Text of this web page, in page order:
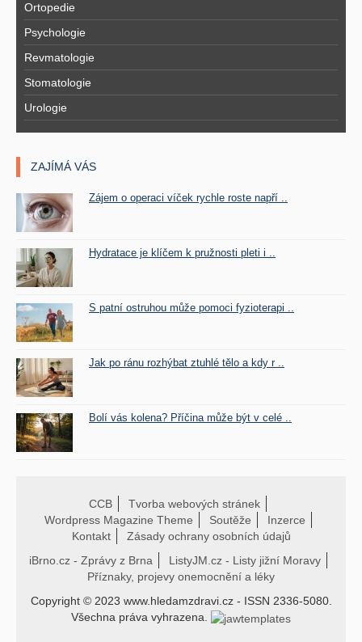
Ortopedie
Psychologie
Revmatologie
Stomatologie
Urologie
ZAJÍMÁ VÁS
Zájem o operaci víček rychle roste napří ..
Hydratace je klíčem k pružnosti pleti i ..
S patní ostruhou může pomoci fyzioterapi ..
Jak po ránu rozhýbat ztuhlé tělo a kdy r ..
Bolí vás kolena? Příčina může být v celé ..
CCB
Tvorba webových stránek
Wordpress Magazine Theme
Soutěže
Inzerce
Kontakt
Zásady ochrany osobních údajů
iBrno.cz - Zprávy z Brna
ListyJM.cz - Listy jižní Moravy
Příznaky, projevy onemocnění a léky
Copyright © 2023 www.hledamzdravi.cz - ISSN 2336-5080.
Všechna práva vyhrazena.